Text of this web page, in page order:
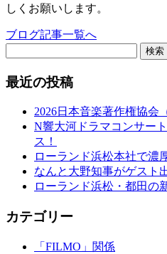
しくお願いします。
ブログ記事一覧へ
検索
最近の投稿
2026日本音楽著作権協会
N響大河ドラマコンサー
ス！
ローランド浜松本社で濃
なんと大野知事がゲスト
ローランド浜松・都田の
カテゴリー
「FILMO」関係